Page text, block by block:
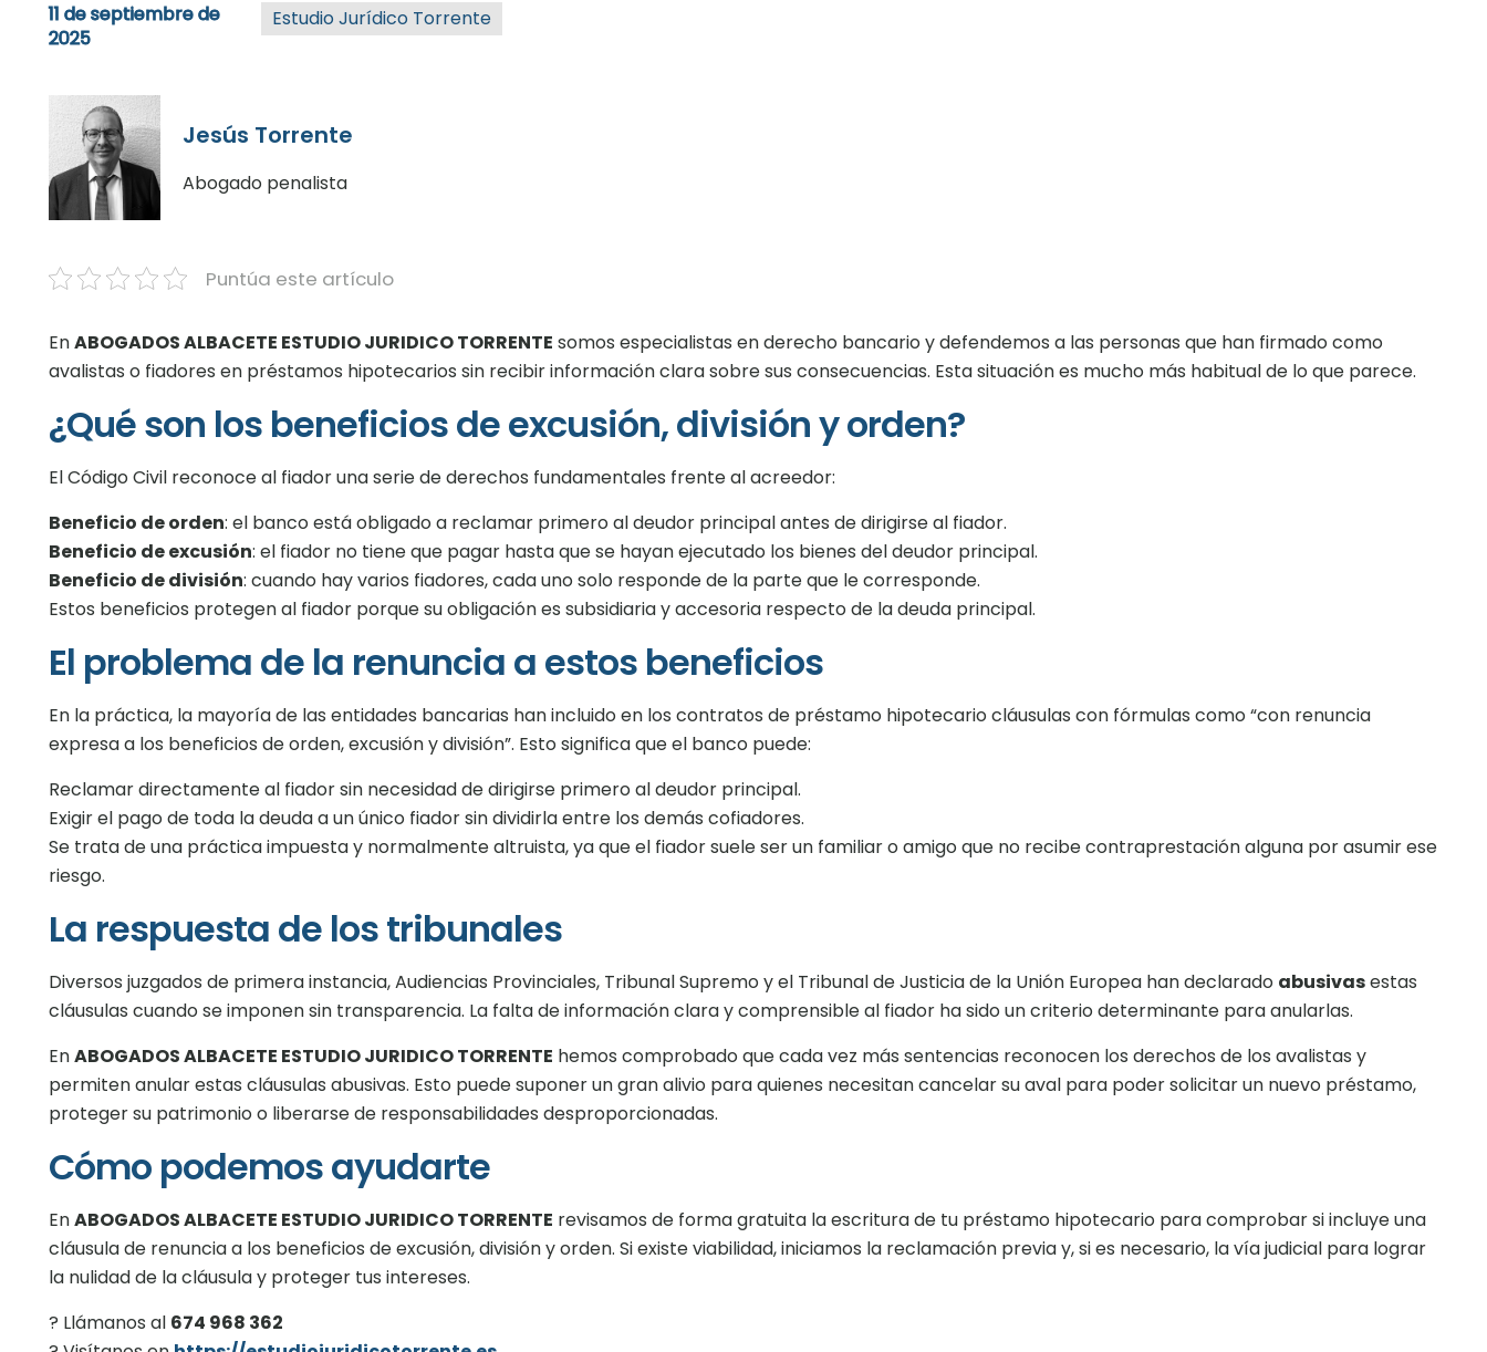
11 de septiembre de
2025
Estudio Jurídico Torrente
Jesús Torrente
Abogado penalista
Puntúa este artículo
EnABOGADOS ALBACETE ESTUDIO JURIDICO TORRENTE somos especialistas en derecho bancario y defendemos a las personas que han firmado como
avalistas o fiadores en préstamos hipotecarios sin recibir información clara sobre sus consecuencias. Esta situación es mucho más habitual de lo que parece.
¿Qué son los beneficios de excusión, división y orden?
El Código Civil reconoce al fiador una serie de derechos fundamentales frente al acreedor:
Beneficio de orden: el banco está obligado a reclamar primero al deudor principal antes de dirigirse al fiador.
Beneficio de excusión: el fiador no tiene que pagar hasta que se hayan ejecutado los bienes del deudor principal.
Beneficio de división: cuando hay varios fiadores, cada uno solo responde de la parte que le corresponde.
Estos beneficios protegen al fiador porque su obligación es subsidiaria y accesoria respecto de la deuda principal.
El problema de la renuncia a estos beneficios
En la práctica, la mayoría de las entidades bancarias han incluido en los contratos de préstamo hipotecario cláusulas con fórmulas como “con renuncia
expresa a los beneficios de orden, excusión y división”. Esto significa que el banco puede:
Reclamar directamente al fiador sin necesidad de dirigirse primero al deudor principal.
Exigir el pago de toda la deuda a un único fiador sin dividirla entre los demás cofiadores.
Se trata de una práctica impuesta y normalmente altruista, ya que el fiador suele ser un familiar o amigo que no recibe contraprestación alguna por asumir ese
riesgo.
La respuesta de los tribunales
Diversos juzgados de primera instancia, Audiencias Provinciales, Tribunal Supremo y el Tribunal de Justicia de la Unión Europea han declarado abusivasestas
cláusulas cuando se imponen sin transparencia. La falta de información clara y comprensible al fiador ha sido un criterio determinante para anularlas.
EnABOGADOS ALBACETE ESTUDIO JURIDICO TORRENTE hemos comprobado que cada vez más sentencias reconocen los derechos de los avalistas y
permiten anular estas cláusulas abusivas. Esto puede suponer un gran alivio para quienes necesitan cancelar su aval para poder solicitar un nuevo préstamo,
proteger su patrimonio o liberarse de responsabilidades desproporcionadas.
Cómo podemos ayudarte
EnABOGADOS ALBACETE ESTUDIO JURIDICO TORRENTE revisamos de forma gratuita la escritura de tu préstamo hipotecario para comprobar si incluye una
cláusula de renuncia a los beneficios de excusión, división y orden. Si existe viabilidad, iniciamos la reclamación previa y, si es necesario, la vía judicial para lograr
la nulidad de la cláusula y proteger tus intereses.
? Llámanos al 674 968 362